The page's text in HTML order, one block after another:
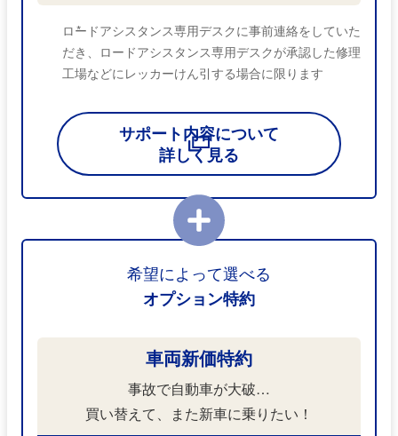
*
ロードアシスタンス専用デスクに事前連絡をしていた
だき、ロードアシスタンス専用デスクが承認した修理
工場などにレッカーけん引する場合に限ります
サポート内容について
詳しく見る
希望によって選べる
オプション特約
車両新価特約
事故で自動車が大破…
買い替えて、
また新車に乗りたい！